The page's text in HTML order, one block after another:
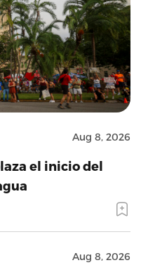
Aug 8, 2026
el inicio del
Aug 8, 2026